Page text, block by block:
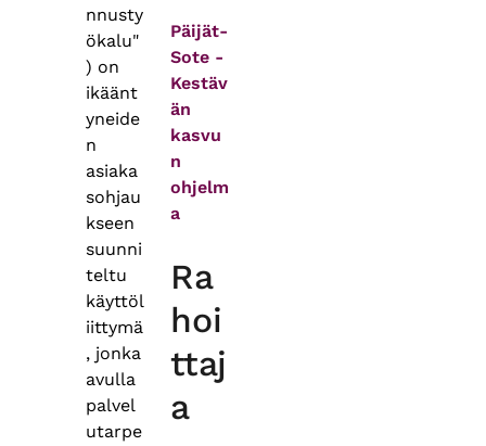
nnusty
ökalu"
) on
ikäänt
yneide
n
asiaka
sohjau
kseen
suunni
teltu
käyttöl
iittymä
, jonka
avulla
palvel
utarpe
Päijät-
Sote -
Kestäv
än
kasvu
n
ohjelm
a
Ra
hoi
ttaj
a